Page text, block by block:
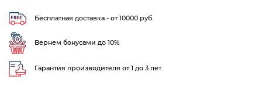
Бесплатная доставка - от 10000 руб.
Вернем бонусами до 10%
Гарантия производителя от 1 до 3 лет